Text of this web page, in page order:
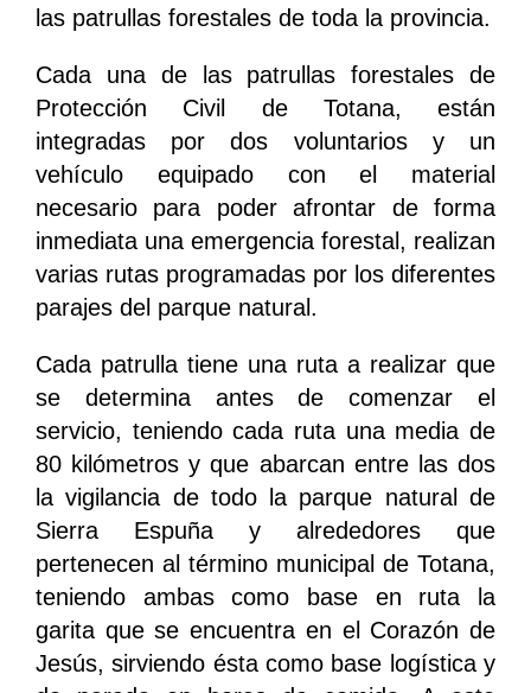
las patrullas forestales de toda la provincia.
Cada una de las patrullas forestales de
Protección Civil de Totana, están
integradas por dos voluntarios y un
vehículo equipado con el material
necesario para poder afrontar de forma
inmediata una emergencia forestal, realizan
varias rutas programadas por los diferentes
parajes del parque natural.
Cada patrulla tiene una ruta a realizar que
se determina antes de comenzar el
servicio, teniendo cada ruta una media de
80 kilómetros y que abarcan entre las dos
la vigilancia de todo la parque natural de
Sierra Espuña y alrededores que
pertenecen al término municipal de Totana,
teniendo ambas como base en ruta la
garita que se encuentra en el Corazón de
Jesús, sirviendo ésta como base logística y